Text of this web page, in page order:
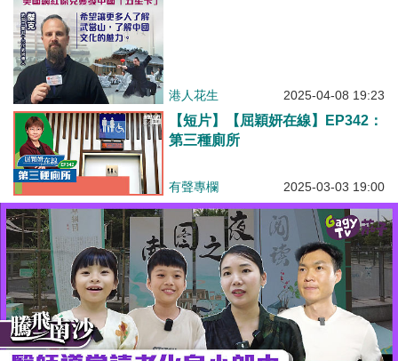
港人花生 2025-04-08 19:23
【短片】【屈穎妍在線】EP342：
第三種廁所
有聲專欄 2025-03-03 19:00